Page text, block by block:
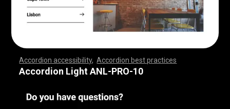
Accordion accessibility ,Accordion best practices
,,,,,,,,,,,,,,,,,,,,,,,, ,,,,,,,,,,,,,,,,,,,,,,,,,,,
,,,,,,,,,,,,,,,,,,,,,,,, ,,
Accordion Light ANL-PRO-10